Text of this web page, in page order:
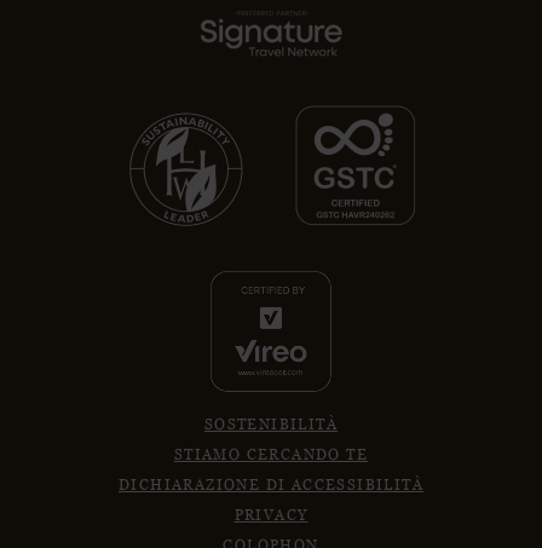
SOSTENIBILITÀ
STIAMO CERCANDO TE
DICHIARAZIONE DI ACCESSIBILITÀ
PRIVACY